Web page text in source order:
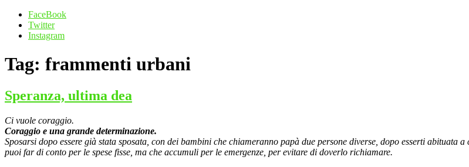
FaceBook
Twitter
Instagram
Tag: frammenti urbani
Speranza, ultima dea
Ci vuole coraggio.
Coraggio e una grande determinazione.
Sposarsi dopo essere già stata sposata, con dei bambini che chiameranno papà due persone diverse, dopo esserti abituata
puoi far di conto per le spese fisse, ma che accumuli per le emergenze, per evitare di doverlo richiamare.